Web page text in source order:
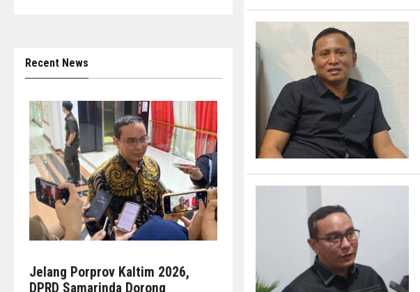
Recent News
Jelang Porprov Kaltim 2026,
DPRD Samarinda Dorong